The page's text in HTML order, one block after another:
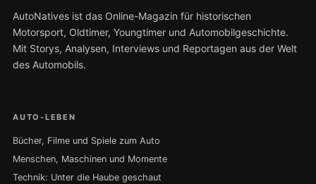
AutoNatives ist das Online-Magazin für historischen
Motorsport, Oldtimer, Youngtimer und Automobilgeschichte.
Mit Storys, Analysen, Interviews und Reportagen aus der Welt
des Automobils.
AUTO-LEBEN
Bücher, Filme und Spiele zum Auto
Menschen, Maschinen und Momente
Technik: Unter die Haube geschaut